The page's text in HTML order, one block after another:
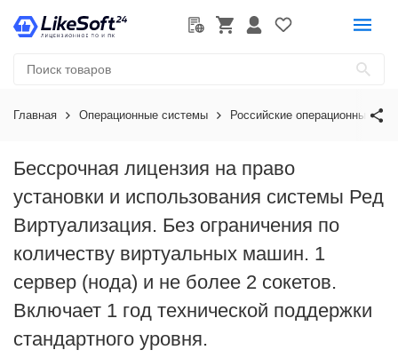
Главная Операционные системы Российские операционные
Бессрочная лицензия на право
установки и использования системы Ред
Виртуализация. Без ограничения по
количеству виртуальных машин. 1
сервер (нода) и не более 2 сокетов.
Включает 1 год технической поддержки
стандартного уровня.